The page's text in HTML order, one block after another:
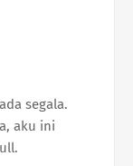
segala.
aku ini